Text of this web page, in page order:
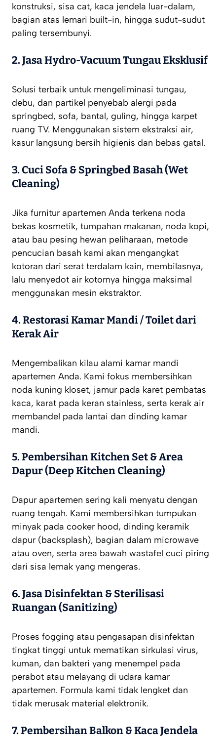
konstruksi, sisa cat, kaca jendela luar-dalam,
bagian atas lemari built-in, hingga sudut-sudut
paling tersembunyi.
2. Jasa Hydro-Vacuum Tungau Eksklusif
Solusi terbaik untuk mengeliminasi tungau,
debu, dan partikel penyebab alergi pada
springbed, sofa, bantal, guling, hingga karpet
ruang TV. Menggunakan sistem ekstraksi air,
kasur langsung bersih higienis dan bebas gatal.
3. Cuci Sofa & Springbed Basah (Wet
Cleaning)
Jika furnitur apartemen Anda terkena noda
bekas kosmetik, tumpahan makanan, noda kopi,
atau bau pesing hewan peliharaan, metode
pencucian basah kami akan mengangkat
kotoran dari serat terdalam kain, membilasnya,
lalu menyedot air kotornya hingga maksimal
menggunakan mesin ekstraktor.
4. Restorasi Kamar Mandi / Toilet dari
Kerak Air
Mengembalikan kilau alami kamar mandi
apartemen Anda. Kami fokus membersihkan
noda kuning kloset, jamur pada karet pembatas
kaca, karat pada keran stainless, serta kerak air
membandel pada lantai dan dinding kamar
mandi.
5. Pembersihan Kitchen Set & Area
Dapur (Deep Kitchen Cleaning)
Dapur apartemen sering kali menyatu dengan
ruang tengah. Kami membersihkan tumpukan
minyak pada cooker hood, dinding keramik
dapur (backsplash), bagian dalam microwave
atau oven, serta area bawah wastafel cuci piring
dari sisa lemak yang mengeras.
6. Jasa Disinfektan & Sterilisasi
Ruangan (Sanitizing)
Proses fogging atau pengasapan disinfektan
tingkat tinggi untuk mematikan sirkulasi virus,
kuman, dan bakteri yang menempel pada
perabot atau melayang di udara kamar
apartemen. Formula kami tidak lengket dan
tidak merusak material elektronik.
7. Pembersihan Balkon & Kaca Jendela